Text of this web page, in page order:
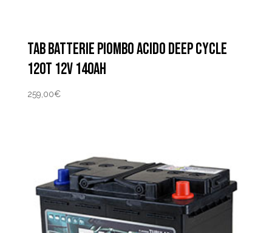
TAB BATTERIE PIOMBO ACIDO DEEP CYCLE
120T 12V 140AH
259,00€